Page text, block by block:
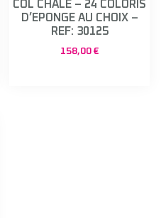
COL CHALE – 24 COLORIS
D’EPONGE AU CHOIX –
REF: 30125
158,00 €